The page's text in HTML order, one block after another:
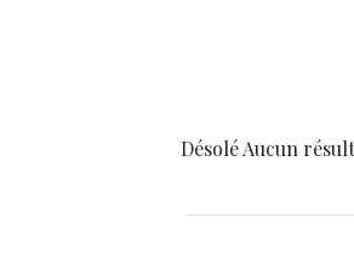
Désolé Aucun